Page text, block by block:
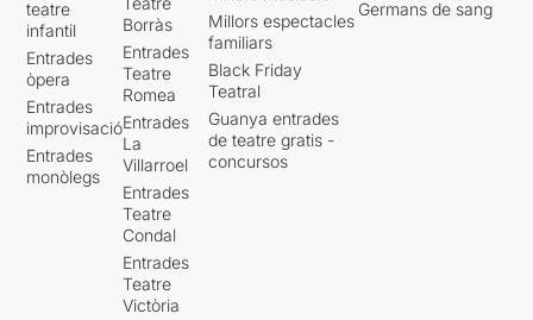
teatre
infantil
Entrades
òpera
Entrades
improvisació
Entrades
monòlegs
Borràs
Entrades
Teatre
Romea
Entrades
La
Villarroel
Entrades
Teatre
Condal
Entrades
Teatre
Victòria
Millors espectacles
familiars
Black Friday
Teatral
Guanya entrades
de teatre gratis -
concursos
Germans de sang